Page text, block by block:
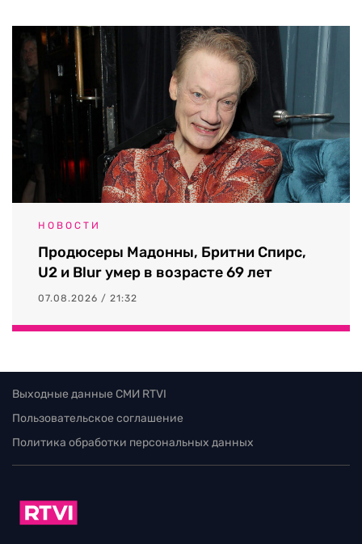
НОВОСТИ
Продюсеры Мадонны, Бритни Спирс,
U2 и Blur умер в возрасте 69 лет
07.08.2026 / 21:32
Выходные данные СМИ RTVI
Пользовательское соглашение
Политика обработки персональных данных